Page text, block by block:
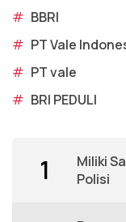
# BBRI
# PT Vale
# PT vale
# BRI PEDULI
1
Miliki
Polisi